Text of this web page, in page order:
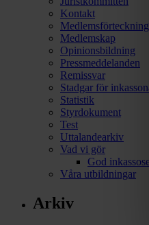
Kontakt
Medlemsförteckning
Medlemskap
Opinionsbildning
Pressmeddelanden
Remissvar
Stadgar för
Statistik
Styrdokument
Test
Uttalandearkiv
Vad vi gör
God
Våra utbildningar
Arkiv